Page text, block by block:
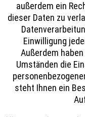
außerdem ein
dieser Daten zu
Einwilligung
Außerdem
Umständen die
steht Ihnen ein